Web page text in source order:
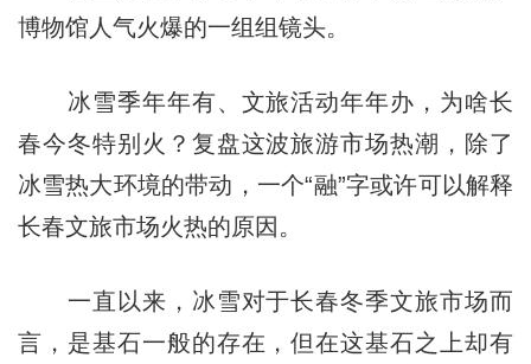
博物馆人气火爆的一组组镜头。
冰雪季年年有、文旅活动年年办，为啥长
春今冬特别火？复盘这波旅游市场热潮，除了
冰雪热大环境的带动，一个“融”字或许可以解释
长春文旅市场火热的原因。
一直以来，冰雪对于长春冬季文旅市场而
言，是基石一般的存在，但在这基石之上却有